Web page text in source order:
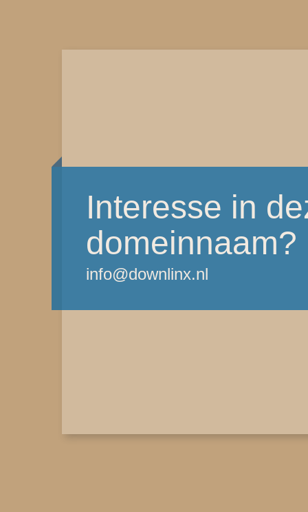
Interesse in
domeinnaam?
info@downlinx.nl